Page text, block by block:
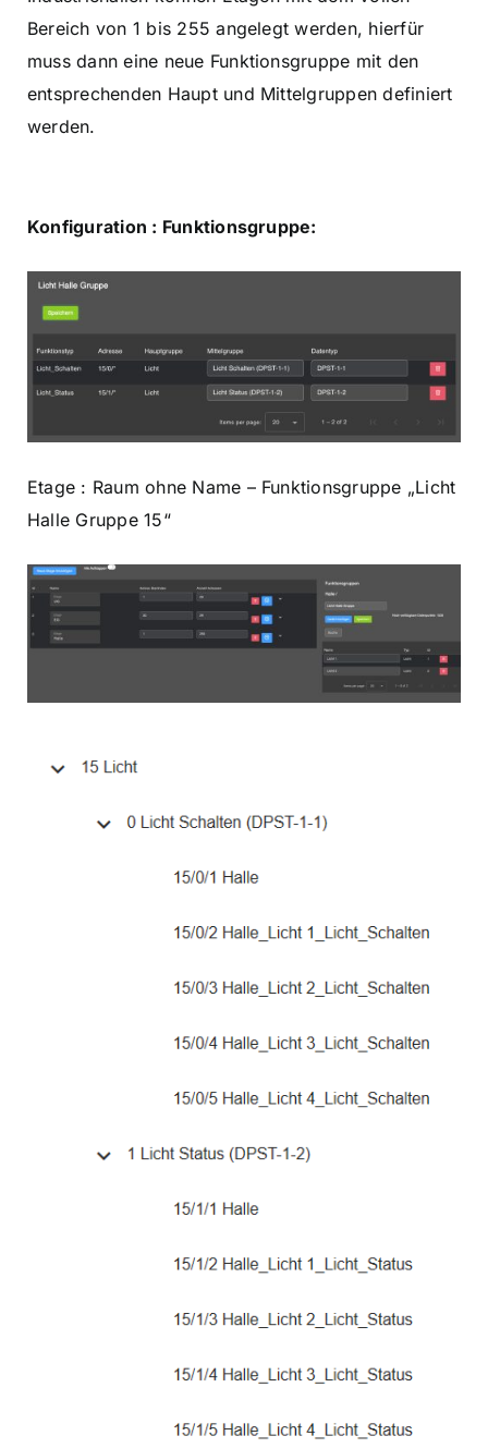
Bereich von 1 bis 255 angelegt werden, hierfür
muss dann eine neue Funktionsgruppe mit den
entsprechenden Haupt und Mittelgruppen definiert
werden.
Konfiguration : Funktionsgruppe:
Etage : Raum ohne Name – Funktionsgruppe „Licht
Halle Gruppe 15“